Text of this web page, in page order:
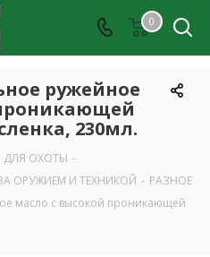
0
ружейное
230мл.
ДЛЯ ОХОТЫ -
ОРУЖИЕМ И ТЕХНИКОЙ - РАЗНОЕ
масло с высокой проникающей